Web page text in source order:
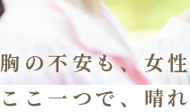
胸の不安も、女
ここ一つで、晴